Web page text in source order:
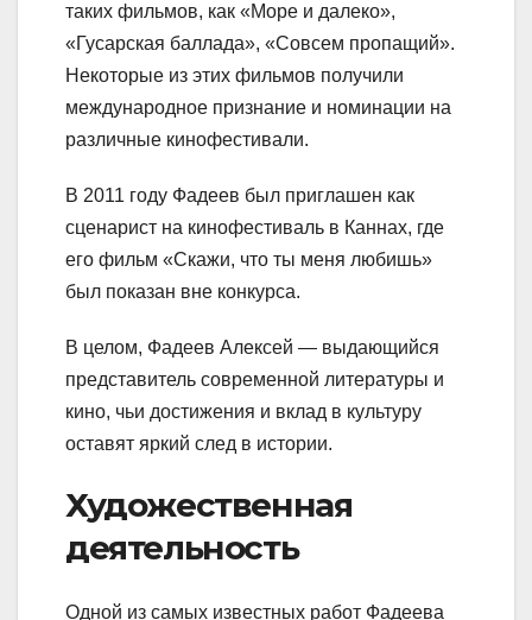
таких фильмов, как «Море и далеко»,
«Гусарская баллада», «Совсем пропащий».
Некоторые из этих фильмов получили
международное признание и номинации на
различные кинофестивали.
В 2011 году Фадеев был приглашен как
сценарист на кинофестиваль в Каннах, где
его фильм «Скажи, что ты меня любишь»
был показан вне конкурса.
В целом, Фадеев Алексей — выдающийся
представитель современной литературы и
кино, чьи достижения и вклад в культуру
оставят яркий след в истории.
Художественная
деятельность
Одной из самых известных работ Фадеева